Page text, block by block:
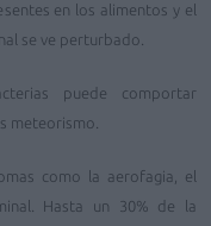
en los alimentos y el
se ve perturbado.
puede comportar
meteorismo.
como la aerofagia, el
Hasta un 30% de la